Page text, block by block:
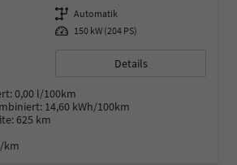
Getriebe Automatik
Leistung 150 kW (204 PS)
Details
0,00 l/100km
14,60 kWh/100km
625 km
km